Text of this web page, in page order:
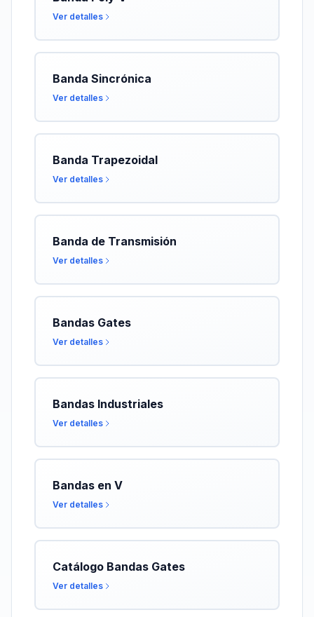
Ver detalles
Banda Sincrónica
Ver detalles
Banda Trapezoidal
Ver detalles
Banda de Transmisión
Ver detalles
Bandas Gates
Ver detalles
Bandas Industriales
Ver detalles
Bandas en V
Ver detalles
Catálogo Bandas Gates
Ver detalles